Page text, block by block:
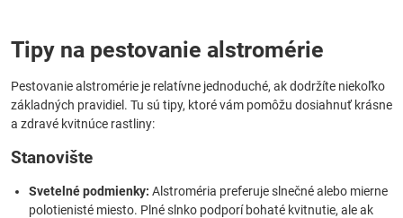
Tipy na pestovanie alstromérie
Pestovanie alstromérie je relatívne jednoduché, ak dodržíte niekoľko
základných pravidiel. Tu sú tipy, ktoré vám pomôžu dosiahnuť krásne
a zdravé kvitnúce rastliny:
Stanovište
Svetelné podmienky: Alstroméria preferuje slnečné alebo mierne
polotienisté miesto. Plné slnko podporí bohaté kvitnutie, ale ak